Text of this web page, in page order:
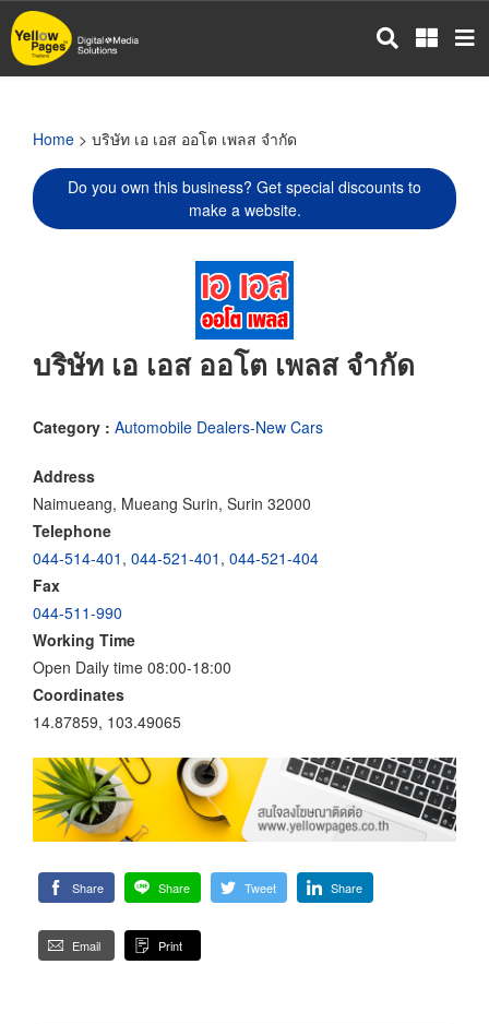
Skip
to
main
Home > บริษัท เอ เอส ออโต เพลส จำกัด
Do you own this business? Get special discounts to
make a website.
บริษัท เอ เอส ออโต เพลส จำกัด
Category : Automobile Dealers-New Cars
Address
Naimueang, Mueang Surin, Surin 32000
Telephone
044-514-401 , 044-521-401 , 044-521-404
Fax
044-511-990
Working Time
Open Daily time 08:00-18:00
Coordinates
14.87859, 103.49065
Share Share Tweet Share
Email Print